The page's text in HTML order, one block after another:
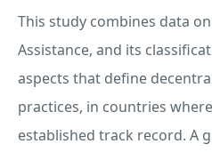
This study combines data
Assistance, and its
aspects that define
practices, in countries
established track record. A